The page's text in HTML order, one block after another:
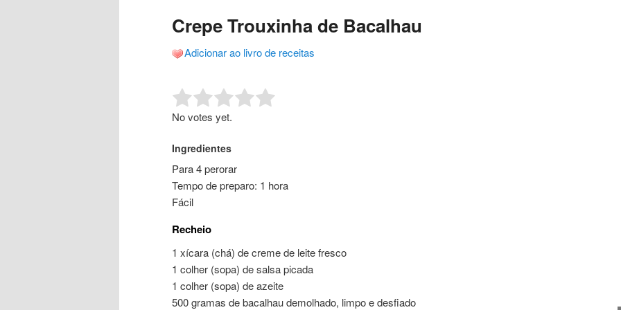
conteúdo
conteúdo
Crepe Trouxinha de Bacalhau
Adicionar ao livro de receitas
Rate this item:
No votes yet.
Ingredientes
Para 4 perorar
Tempo de preparo: 1 hora
Fácil
Recheio
1 xícara (chá) de creme de leite fresco
1 colher (sopa) de salsa picada
1 colher (sopa) de azeite
500 gramas de bacalhau demolhado, limpo e desfiado